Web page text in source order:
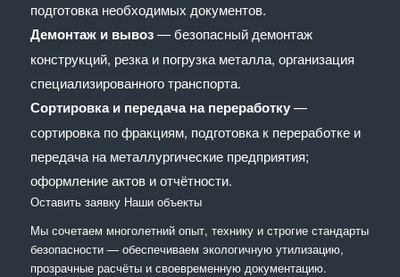
подготовка необходимых документов.
Демонтаж и вывоз— безопасный демонтаж
конструкций, резка и погрузка металла, организация
специализированного транспорта.
Сортировка и передача на переработку—
сортировка по фракциям, подготовка к переработке и
передача на металлургические предприятия;
оформление актов и отчётности.
Оставить заявку Наши объекты
Мы сочетaем многолетний опыт, технику и строгие стандарты
безопасности — обеспечиваем экологичную утилизацию,
прозрачные расчёты и своевременную документацию.